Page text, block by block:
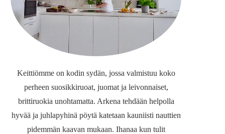
Keittiömme on kodin sydän, jossa valmistuu koko
perheen suosikkiruoat, juomat ja leivonnaiset,
brittiruokia unohtamatta. Arkena tehdään helpolla
hyvää ja juhlapyhinä pöytä katetaan kauniisti nauttien
pidemmän kaavan mukaan. Ihanaa kun tulit